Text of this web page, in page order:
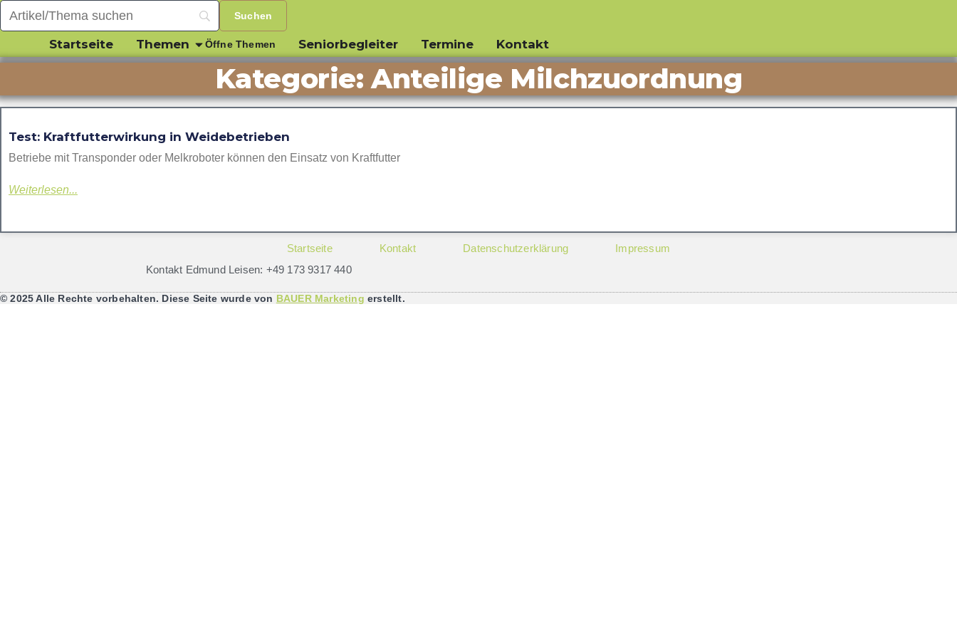
Startseite Themen Öffne Themen Seniorbegleiter Termine Kontakt
Kategorie: Anteilige Milchzuordnung
Test: Kraftfutterwirkung in Weidebetrieben
Betriebe mit Transponder oder Melkroboter können den Einsatz von Kraftfutter
Weiterlesen...
Startseite Kontakt Datenschutzerklärung
Impressum
Kontakt Edmund Leisen: +49 173 9317 440
© 2025 Alle Rechte vorbehalten. Diese Seite wurde von BAUER Marketing erstellt.